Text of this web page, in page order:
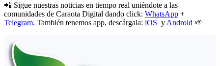
📲 Sigue nuestras noticias en tiempo real uniéndote a las
comunidades de Caraota Digital dando click: WhatsApp +
Telegram. También tenemos app, descárgala: iOS y Android 🌱